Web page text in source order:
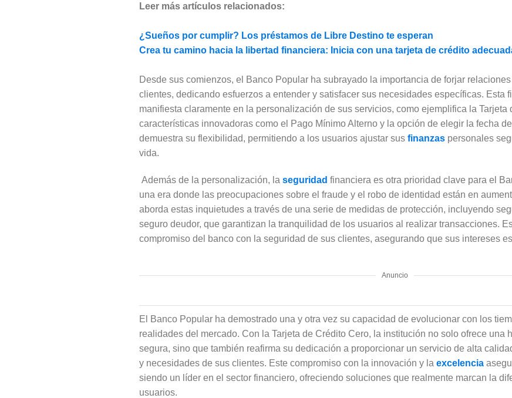
Leer más artículos relacionados:
¿Sueños por cumplir? Los préstamos de Libre Destino te esperan
Crea tu camino hacia la libertad financiera: Inicia con una tarjeta de crédito
Desde sus comienzos, el Banco Popular ha subrayado la importancia de forjar
clientes, dedicando esfuerzos a entender y satisfacer sus necesidades específicas. Esta
manifiesta claramente en la personalización de sus servicios, como ejemplifica la Tarjeta
características innovadoras como el Pago Mínimo Alterno y la opción de elegir la fecha
demuestra su flexibilidad, permitiendo a los usuarios ajustar sus finanzas personales
vida.
Además de la personalización, la seguridad financiera es otra prioridad clave para el
una era donde las preocupaciones sobre el fraude y el robo de identidad están en
aborda estas inquietudes a través de una serie de medidas de protección, incluyendo
seguro deudor, que garantizan la tranquilidad de los usuarios al realizar transacciones.
compromiso del banco con la seguridad de sus clientes, asegurando que sus intereses
Anuncio
El Banco Popular ha demostrado una y otra vez su capacidad de evolucionar con los
realidades del mercado. Con la Tarjeta de Crédito Cero, la institución no solo ofrece una
segura, sino que también reafirma su dedicación a proporcionar un servicio de alta
y necesidades de sus clientes. Este compromiso con la innovación y la excelencia
siendo un líder en el sector financiero, ofreciendo soluciones que realmente marcan la
usuarios.